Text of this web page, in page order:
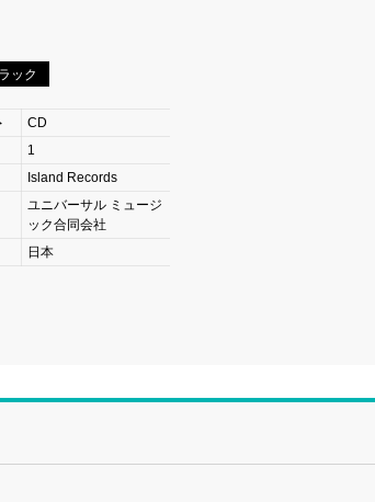
ック
CD
1
Island Records
ユニバーサル ミュージ
ック合同会社
日本